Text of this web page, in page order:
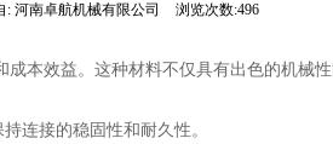
: 河南卓航机械有限公司 浏览次数:496
本效益。这种材料不仅具有出色的机械
连接的稳固性和耐久性。